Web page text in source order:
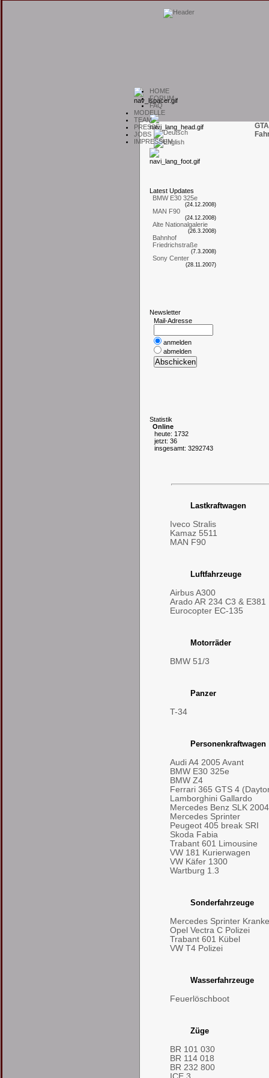
HOME
FORUM
FAQ
MODELLE
TEAM
PRESSE
JOBS
IMPRESSUM
L atest Updates
BMW E30 325e
(24.12.2008)
MAN F90
(24.12.2008)
Alte Nationalgalerie
(26.3.2008)
Bahnhof
Friedrichstraße
(7.3.2008)
Sony Center
(28.11.2007)
Newsletter
Mail-Adresse
anmelden
abmelden
Statistik
Online
heute: 1732
jetzt: 36
insgesamt: 3292743
Lastkraftwagen
Iveco Stralis
Kamaz 5511
MAN F90
Luftfahrzeuge
Airbus A300
Arado AR 234 C3 & E381
Eurocopter EC-135
Motorräder
BMW 51/3
Panzer
T-34
Personenkraftwagen
Audi A4 2005 Avant
BMW E30 325e
BMW Z4
Ferrari 365 GTS 4
Lamborghini Gallardo
Mercedes Benz SLK
Mercedes Sprinter
Peugeot 405 break SRI
Skoda Fabia
Trabant 601 Limousine
VW 181 Kurierwagen
VW Käfer 1300
Wartburg 1.3
Sonderfahrzeuge
Mercedes Sprinter
Opel Vectra C Polizei
Trabant 601 Kübel
VW T4 Polizei
Wasserfahrzeuge
Feuerlöschboot
Züge
BR 101 030
BR 114 018
BR 232 800